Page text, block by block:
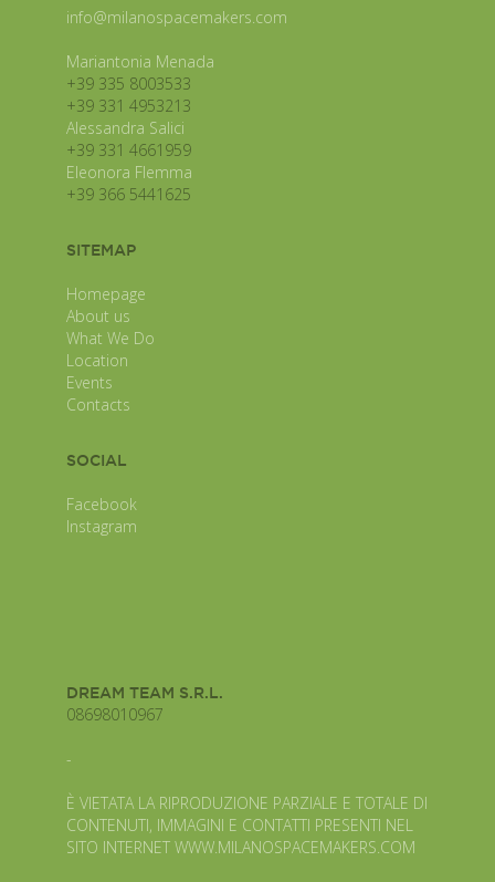
info@milanospacemakers.com
Mariantonia Menada
+39 335 8003533
+39 331 4953213
Alessandra Salici
+39 331 4661959
Eleonora Flemma
+39 366 5441625
SITEMAP
Homepage
About us
What We Do
Location
Events
Contacts
SOCIAL
Facebook
Instagram
DREAM TEAM S.R.L.
08698010967
-
È VIETATA LA RIPRODUZIONE PARZIALE E TOTALE DI
CONTENUTI, IMMAGINI E CONTATTI PRESENTI NEL
SITO INTERNET WWW.MILANOSPACEMAKERS.COM